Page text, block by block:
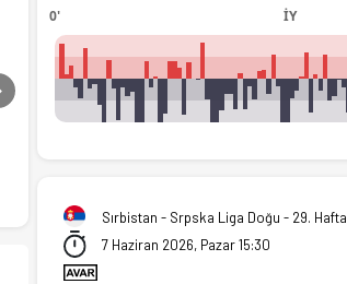
Next
0' İY
Sırbistan - Srpska Liga Doğu - 29. Hafta
7 Haziran 2026, Pazar 15:30